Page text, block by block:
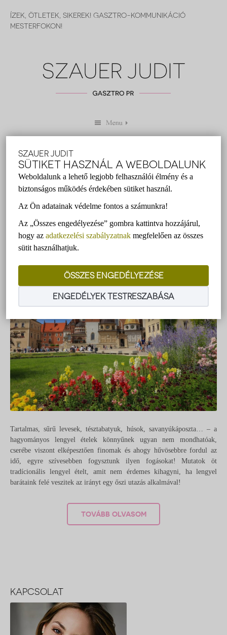
SZAUER JUDIT
SÜTIKET HASZNÁL A WEBOLDALUNK
Weboldalunk a lehető legjobb felhasználói élmény és a
biztonságos működés érdekében sütiket használ.
Az Ön adatainak védelme fontos a számunkra!
Az „Összes engedélyezése” gombra kattintva hozzájárul,
hogy az adatkezelési szabályzatnak megfelelően az összes
sütit használhatjuk.
ÖSSZES ENGEDÉLYEZÉSE
ENGEDÉLYEK TESTRESZABÁSA
ÍZEK, ÖTLETEK, SIKEREK! GASZTRO-KOMMUNIKÁCIÓ
MESTERFOKON!
EZEKET KÓSTOLD MEG, HA
KRAKKÓBAN JÁRSZ!
Szauer Judit 2016 szeptember 16.
gasztro pr Krakkó lengyel gasztronómia , Szauer Judit
Tartalmas, sűrű levesek, tésztabatyuk, húsok, savanyúkáposzta… – a
hagyományos lengyel ételek könnyűnek ugyan nem mondhatóak,
cserébe viszont elképesztően finomak és ahogy hűvösebbre fordul az
idő, egyre szívesebben fogysztunk ilyen fogásokat! Mutatok öt
tradícionális lengyel ételt, amit nem érdemes kihagyni, ha lengyel
barátaink felé veszitek az irányt egy őszi utazás alkalmával!
TOVÁBB OLVASOM
KAPCSOLAT